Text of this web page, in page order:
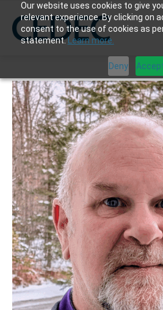
Our website uses cookies to give
relevant experience. By clicking on
consent to the use of cookies as
statement.Learn more.
Deny